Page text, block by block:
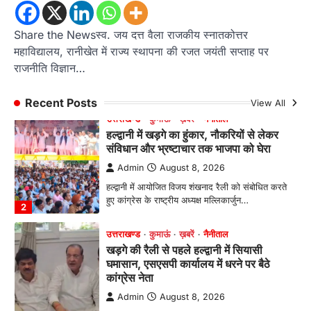
Share the Newsस्व. जय दत्त वैला राजकीय स्नातकोत्तर
महाविद्यालय, रानीखेत में राज्य स्थापना की रजत जयंती सप्ताह पर
राजनीति विज्ञान…
Recent Posts View All
हल्द्वानी में खड़गे का हुंकार, नौकरियों से लेकर
संविधान और भ्रष्टाचार तक भाजपा को घेरा
Admin August 8, 2026
हल्द्वानी में आयोजित विजय शंखनाद रैली को संबोधित करते
3
उत्तराखण्ड कुमाऊं ख़बरें नैनीताल
खड़गे की रैली से पहले हल्द्वानी में सियासी
घमासान, एसएसपी कार्यालय में धरने पर बैठे
कांग्रेस नेता
Admin August 8, 2026
कांग्रेस कार्यकर्ताओं की बसें रोकने का आरोप, एसएसपी
ऑफिस में धरने पर बैठे गोदियाल और…
अल्मोड़ा उत्तराखण्ड कुमाऊं ख़बरें
मानिला देवी मंदिर में श्रीमद्भागवत कथा के चतुर्थ
दिवस धूमधाम से मनाया गया श्रीकृष्ण जन्मोत्सव,
राज्य मंत्री कैलाश पंत ने किया कथा श्रवण
Admin August 6, 2026